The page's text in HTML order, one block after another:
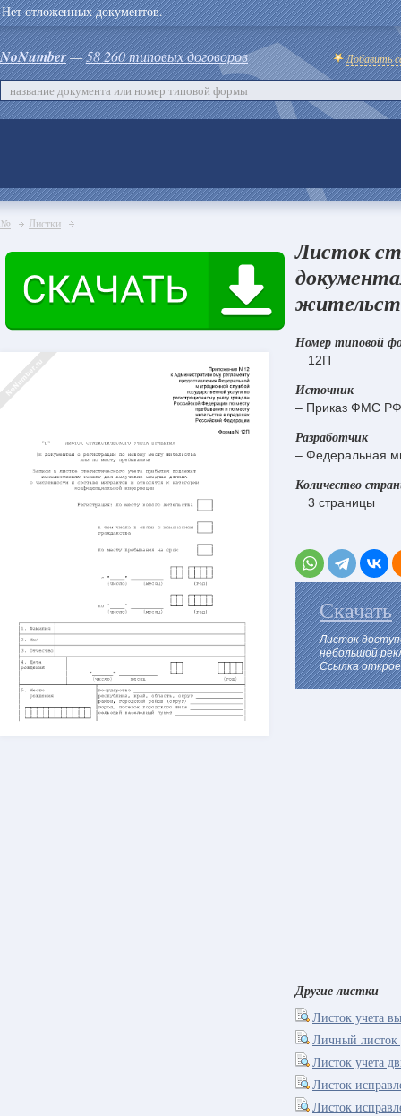
Нет отложенных документов.
NoNumber—58 260 типовых договоров Добавить
№ Листки
Листок
Номер типовой
12П
Источник
– Приказ ФМС РФ
Разработчик
– Федеральная
Количество
3 страницы
Скачать
Листок
небольшой
Ссылка
Другие листки
Листок учета
Личный листок
Листок учета
Листок
Листок